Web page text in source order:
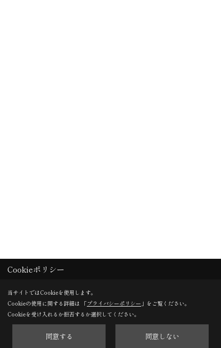
Cookieポリシー
当サイトではCookieを使用します。
Cookieの使用に関する詳細は 「プライバシーポリシー 」をご覧ください。
Cookieを受け入れるか拒否するか選択してください。
同意する 同意しない